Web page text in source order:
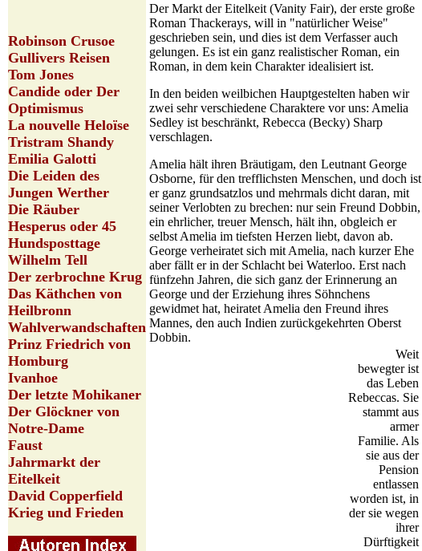
Robinson Crusoe
Gullivers Reisen
Tom Jones
Candide oder Der
Optimismus
La nouvelle Heloïse
Tristram Shandy
Emilia Galotti
Die Leiden des
Jungen Werther
Die Räuber
Hesperus oder 45
Hundsposttage
Wilhelm Tell
Der zerbrochne Krug
Das Käthchen von
Heilbronn
Wahlverwandschaften
Prinz Friedrich von
Homburg
Ivanhoe
Der letzte Mohikaner
Der Glöckner von
Notre-Dame
Faust
Jahrmarkt der
Eitelkeit
David Copperfield
Krieg und Frieden
Der Markt der Eitelkeit (Vanity Fair), der erste große
Roman Thackerays, will in "natürlicher Weise"
geschrieben sein, und dies ist dem Verfasser auch
gelungen. Es ist ein ganz realistischer Roman, ein
Roman, in dem kein Charakter idealisiert ist.
In den beiden weilbichen Hauptgestelten haben wir
zwei sehr verschiedene Charaktere vor uns: Amelia
Sedley ist beschränkt, Rebecca (Becky) Sharp
verschlagen.
Amelia hält ihren Bräutigam, den Leutnant George
Osborne, für den trefflichsten Menschen, und doch ist
er ganz grundsatzlos und mehrmals dicht daran, mit
seiner Verlobten zu brechen: nur sein Freund Dobbin,
ein ehrlicher, treuer Mensch, hält ihn, obgleich er
selbst Amelia im tiefsten Herzen liebt, davon ab.
George verheiratet sich mit Amelia, nach kurzer Ehe
aber fällt er in der Schlacht bei Waterloo. Erst nach
fünfzehn Jahren, die sich ganz der Erinnerung an
George und der Erziehung ihres Söhnchens
gewidmet hat, heiratet Amelia den Freund ihres
Mannes, den auch Indien zurückgekehrten Oberst
Dobbin.
Weit
bewegter ist
das Leben
Rebeccas. Sie
stammt aus
armer
Familie. Als
sie aus der
Pension
entlassen
worden ist, in
der sie wegen
ihrer
Dürftigkeit